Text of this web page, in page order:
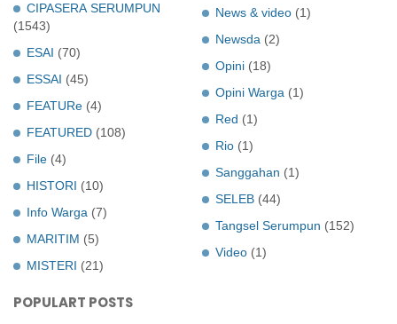
CIPASERA SERUMPUN
(1543)
ESAI (70)
ESSAI (45)
FEATURe (4)
FEATURED (108)
File (4)
HISTORI (10)
Info Warga (7)
MARITIM (5)
MISTERI (21)
News & video (1)
Newsda (2)
Opini (18)
Opini Warga (1)
Red (1)
Rio (1)
Sanggahan (1)
SELEB (44)
Tangsel Serumpun (152)
Video (1)
POPULART POSTS